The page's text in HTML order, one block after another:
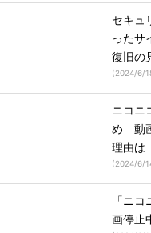
セキュ
ったサ
復旧の
(2024/6/
ニコニ
め 動
理由は
(2024/6/
「ニ
画停止